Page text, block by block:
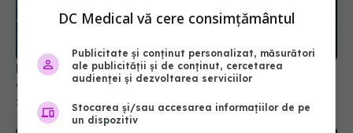
Moderna retrage aprobarea vaccinului combinat
gripă - COVID
23 mai 2025, 12:33
DC Medical vă cere consimțământul
Publicitate și conținut personalizat, măsurători
ale publicității și de conținut, cercetarea
audienței și dezvoltarea serviciilor
Stocarea și/sau accesarea informațiilor de pe
un dispozitiv